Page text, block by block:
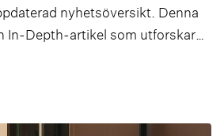
nyhetsöversikt. Denna
In-Depth-artikel som utforskar
inom sanktionsområdet
internationellt verksamma